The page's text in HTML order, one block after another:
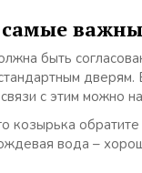
быть
с этим можно
вода –